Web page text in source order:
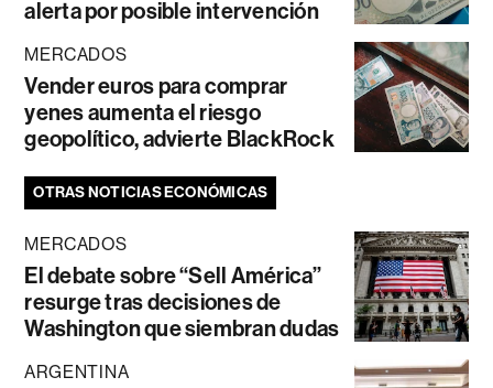
alerta por posible intervención
MERCADOS
Vender euros para comprar
yenes aumenta el riesgo
geopolítico, advierte BlackRock
OTRAS NOTICIAS ECONÓMICAS
MERCADOS
El debate sobre “Sell América”
resurge tras decisiones de
Washington que siembran dudas
ARGENTINA